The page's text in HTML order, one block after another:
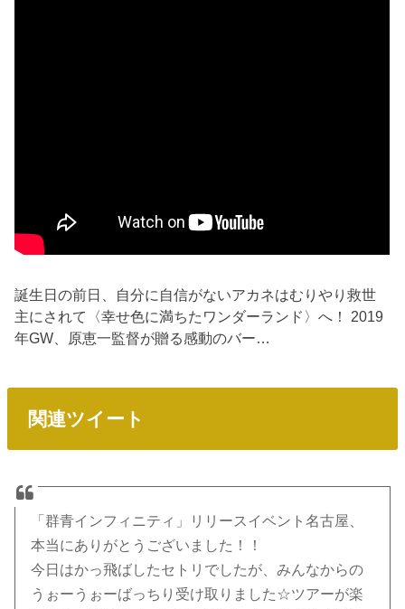
誕生日の前日、自分に自信がないアカネはむりやり救世
主にされて〈幸せ色に満ちたワンダーランド〉へ！ 2019
年GW、原恵一監督が贈る感動のバー…
関連ツイート
「群青インフィニティ」リリースイベント名古屋、
本当にありがとうございました！！
今日はかっ飛ばしたセトリでしたが、みんなからの
うぉーうぉーばっちり受け取りました☆ツアーが楽